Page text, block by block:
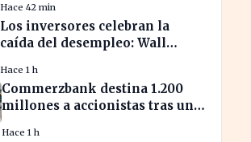
nombrados?
Hace 42 min
Los inversores celebran la
caída del desempleo: Wall
Hace 1 h
Commerzbank destina 1.200
millones a accionistas tras un
Hace 1 h